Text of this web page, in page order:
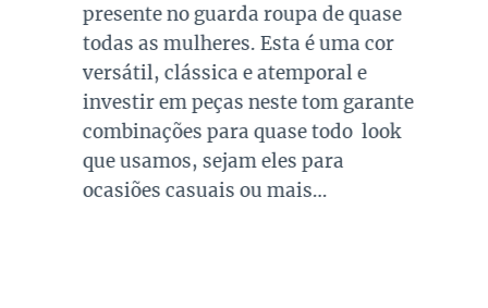
presente no guarda roupa de quase
todas as mulheres. Esta é uma cor
versátil, clássica e atemporal e
investir em peças neste tom garante
combinações para quase todo look
que usamos, sejam eles para
ocasiões casuais ou mais…